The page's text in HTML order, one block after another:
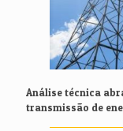
Análise técnica
transmissão de